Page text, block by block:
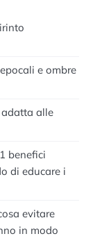
e ombre
adatta alle
benefici
di educare i
evitare
in modo